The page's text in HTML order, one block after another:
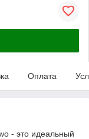
Оплата
- это идеальный